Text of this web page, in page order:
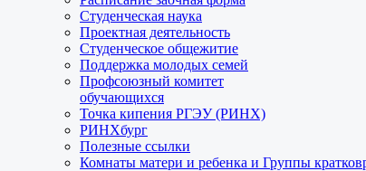
Студенческая наука
Проектная деятельность
Студенческое общежитие
Поддержка молодых семей
Профсоюзный комитет
обучающихся
Точка кипения РГЭУ (РИНХ)
РИНХбург
Полезные ссылки
Комнаты матери и ребенка и Группы